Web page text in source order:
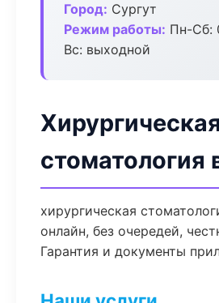
Город: Сургут
Режим работы: Пн-Сб:
Вс: выходной
Хирургическая
стоматология
хирургическая
онлайн, без очередей,
Гарантия и документы